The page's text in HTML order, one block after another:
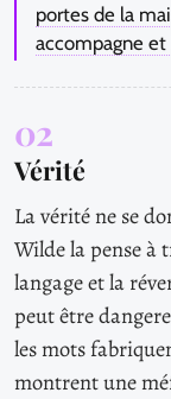
portes de la
accompagne
02
Vérité
La vérité ne se
Wilde la pense à
langage et la
peut être
les mots
montrent une